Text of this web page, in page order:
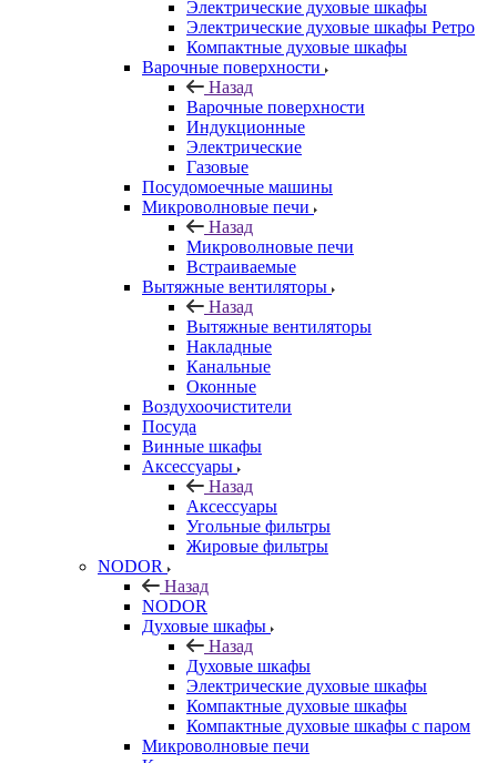
Электрические духовые шкафы
Электрические духовые шкафы Ретро
Компактные духовые шкафы
Варочные поверхности
Назад
Варочные поверхности
Индукционные
Электрические
Газовые
Посудомоечные машины
Микроволновые печи
Назад
Микроволновые печи
Встраиваемые
Вытяжные вентиляторы
Назад
Вытяжные вентиляторы
Накладные
Канальные
Оконные
Воздухоочистители
Посуда
Винные шкафы
Аксессуары
Назад
Аксессуары
Угольные фильтры
Жировые фильтры
NODOR
Назад
NODOR
Духовые шкафы
Назад
Духовые шкафы
Электрические духовые шкафы
Компактные духовые шкафы
Компактные духовые шкафы с паром
Микроволновые печи